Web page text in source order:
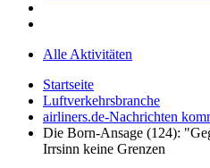
Alle Aktivitäten
Startseite
Luftverkehrsbranche
airliners.de-Nachrichten
Die Born-Ansage (124):
Irrsinn keine Grenzen